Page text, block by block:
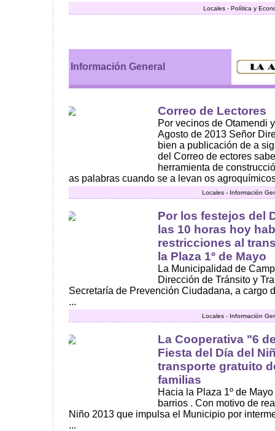
Locales - Política y
Información General
Correo de Lectores
Por vecinos de Otamendi
Agosto de 2013 Señor
bien a publicación de a
del Correo de ectores
herramienta de
as palabras cuando se a levan os
Locales - Información
Por los festejos del
las 10 horas hoy
restricciones al
la Plaza 1º de Mayo
La Municipalidad de
Dirección de Tránsito y
Secretaría de Prevención Ciudadana, a cargo
...
Locales - Información
La Cooperativa "6
Fiesta del Día del
transporte gratuito
familias
Hacia la Plaza 1º de
barrios . Con motivo de
Niño 2013 que impulsa el Municipio por
...